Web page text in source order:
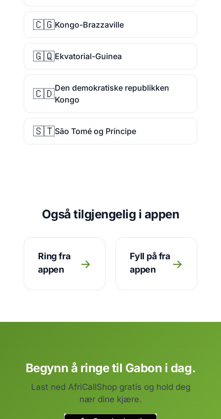
🇨🇬Kongo-Brazzaville
🇬🇶Ekvatorial-Guinea
🇨🇩Den demokratiske republikken
Kongo
🇸🇹São Tomé og Príncipe
Også tilgjengelig i appen
Ring fra
appen
→
Fyll på fra
appen
→
Begynn å ringe til Gabon i dag.
Last ned AfriCallShop gratis og hold deg
nær dine kjære.